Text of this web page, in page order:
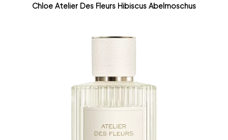
Chloe Atelier Des Fleurs Hibiscus Abelmoschus